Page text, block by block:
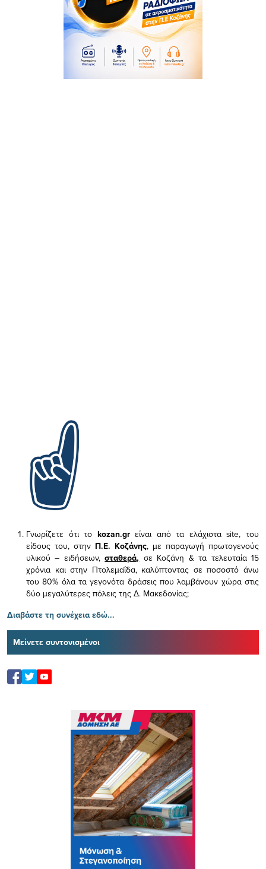
Γνωρίζετε ότι το kozan.gr είναι από τα ελάχισταsite, του
είδους του, στην Π.Ε. Κοζάνης, με παραγωγή πρωτογενούς
υλικού – ειδήσεων,σταθερά, σε Κοζάνη & τα τελευταία 15
χρόνια και στην Πτολεμαΐδα, καλύπτοντας σε ποσοστό άνω
του 80% όλα τα γεγονότα δράσεις που λαμβάνουν χώρα στις
δύο μεγαλύτερες πόλεις της Δ. Μακεδονίας;
Διαβάστε τη συνέχεια εδώ...
Μείνετε συντονισμένοι